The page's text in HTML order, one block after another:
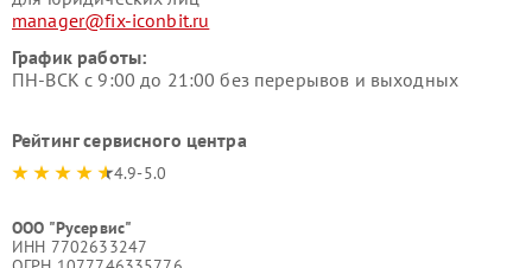
manager@fix-iconbit.ru
График работы:
ПН-ВСК с 9:00 до 21:00 без перерывов и выходных
Рейтинг сервисного центра
4.9-5.0
ООО "Русервис"
ИНН 7702633247